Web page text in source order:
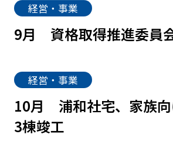
経営・事業
9月 資格取得推進委員
経営・事業
10月
浦和社宅、家族
3棟竣工